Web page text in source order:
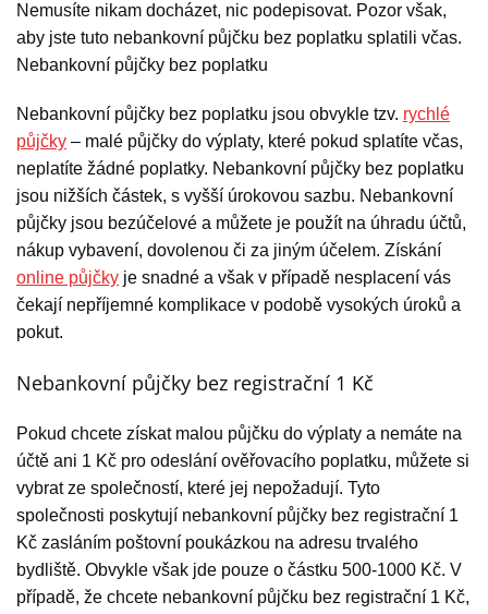
Nemusíte nikam docházet, nic podepisovat. Pozor však,
aby jste tuto nebankovní půjčku bez poplatku splatili včas.
Nebankovní půjčky bez poplatku
Nebankovní půjčky bez poplatku jsou obvykle tzv. rychlé
půjčky – malé půjčky do výplaty, které pokud splatíte včas,
neplatíte žádné poplatky. Nebankovní půjčky bez poplatku
jsou nižších částek, s vyšší úrokovou sazbu. Nebankovní
půjčky jsou bezúčelové a můžete je použít na úhradu účtů,
nákup vybavení, dovolenou či za jiným účelem. Získání
online půjčky je snadné a však v případě nesplacení vás
čekají nepříjemné komplikace v podobě vysokých úroků a
pokut.
Nebankovní půjčky bez registrační 1 Kč
Pokud chcete získat malou půjčku do výplaty a nemáte na
účtě ani 1 Kč pro odeslání ověřovacího poplatku, můžete si
vybrat ze společností, které jej nepožadují. Tyto
společnosti poskytují nebankovní půjčky bez registrační 1
Kč zasláním poštovní poukázkou na adresu trvalého
bydliště. Obvykle však jde pouze o částku 500-1000 Kč. V
případě, že chcete nebankovní půjčku bez registrační 1 Kč,